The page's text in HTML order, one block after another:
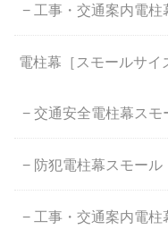
工事・交通案内電柱
電柱幕［スモールサイ
交通安全電柱幕スモ
防犯電柱幕スモール
工事・交通案内電柱